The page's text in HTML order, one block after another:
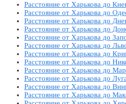
Расстояние от Харькова до
Расстояние от Харькова до
Расстояние от Харькова до
Расстояние от Харькова до
Расстояние от Харькова до
Расстояние от Харькова до
Расстояние от Харькова до
Расстояние от Харькова до
Расстояние от Харькова до
Расстояние от Харькова до
Расстояние от Харькова до
Расстояние от Харькова до